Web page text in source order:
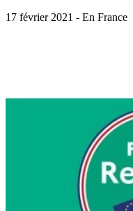
17 février 2021 - En France